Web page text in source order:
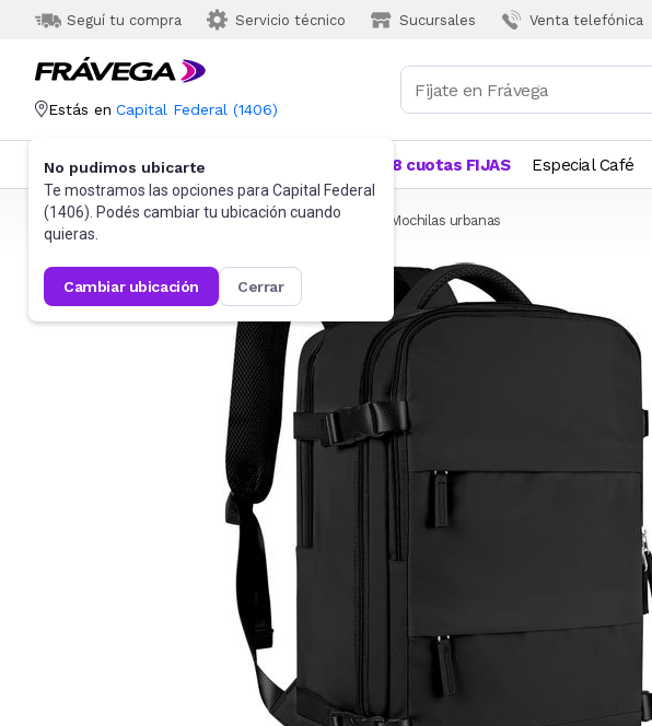
Seguí tu compra Servicio técnico Sucursales Venta telefónica
Estás en Capital Federal (1406)
No pudimos ubicarte
Te mostramos las opciones para Capital Federal
(1406). Podés cambiar tu ubicación cuando
quieras.
cambiar ubicación cerrar
Categorías Más Vendidos 18 cuotas FIJAS Especial Café
Frávega Indumentaria Accesorios Mochilas Mochilas urbanas